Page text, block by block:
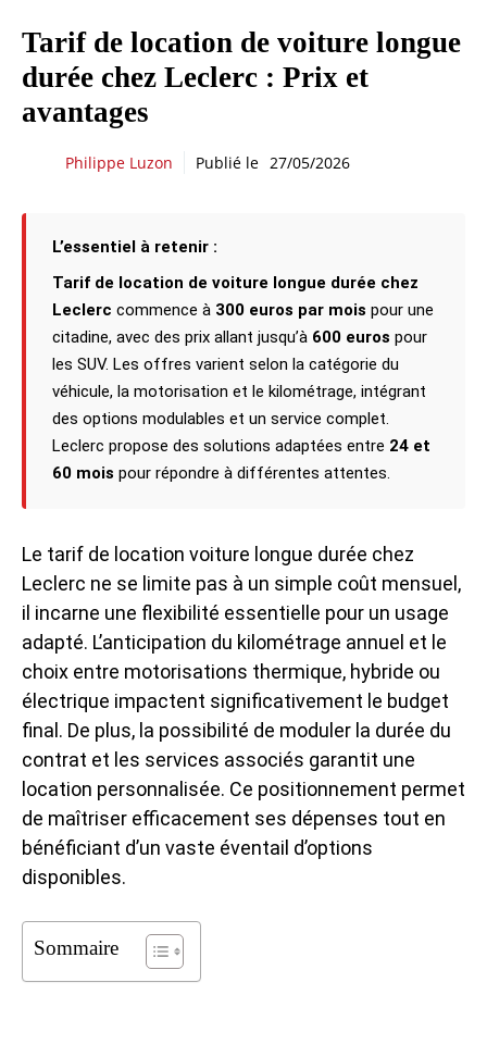
Tarif de location de voiture longue
durée chez Leclerc : Prix et
avantages
Philippe Luzon Publié le 27/05/2026
L’essentiel à retenir :
Tarif de location de voiture longue durée chez
Leclerc commence à 300 euros par mois pour une
citadine, avec des prix allant jusqu’à 600 euros pour
les SUV. Les offres varient selon la catégorie du
véhicule, la motorisation et le kilométrage, intégrant
des options modulables et un service complet.
Leclerc propose des solutions adaptées entre 24 et
60 mois pour répondre à différentes attentes.
Le tarif de location voiture longue durée chez
Leclerc ne se limite pas à un simple coût mensuel,
il incarne une flexibilité essentielle pour un usage
adapté. L’anticipation du kilométrage annuel et le
choix entre motorisations thermique, hybride ou
électrique impactent significativement le budget
final. De plus, la possibilité de moduler la durée du
contrat et les services associés garantit une
location personnalisée. Ce positionnement permet
de maîtriser efficacement ses dépenses tout en
bénéficiant d’un vaste éventail d’options
disponibles.
Sommaire